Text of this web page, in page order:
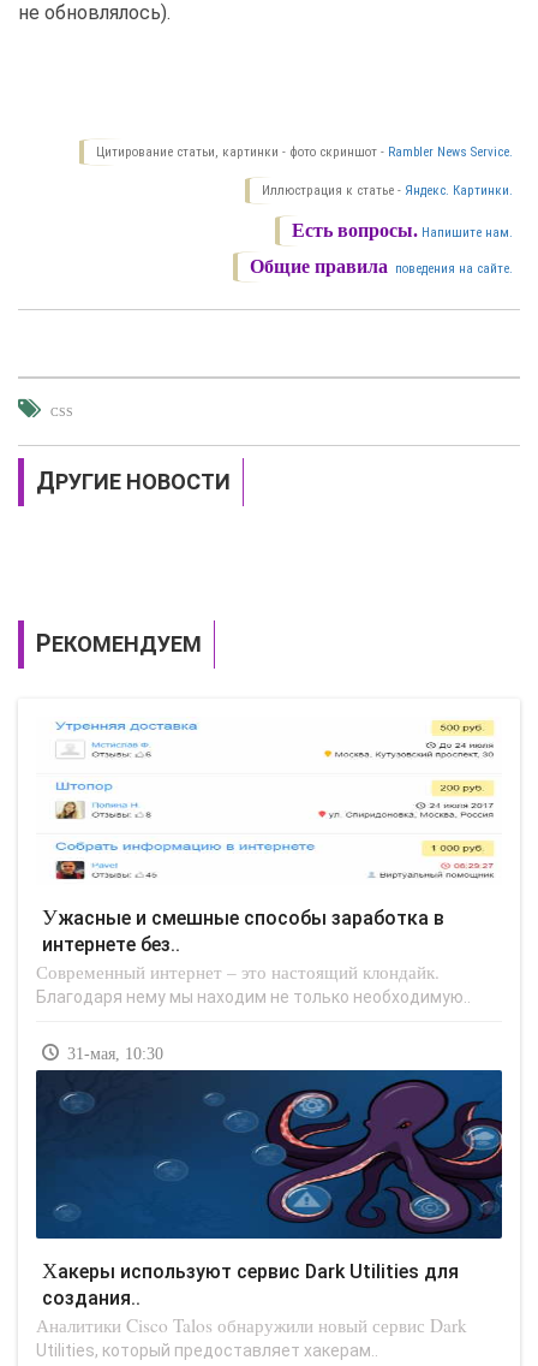
не обновлялось).
Цитирование статьи, картинки - фото скриншот - Rambler News Service.
Иллюстрация к статье - Яндекс. Картинки.
Есть вопросы. Напишите нам.
Общие правила поведения на сайте.
CSS
ДРУГИЕ НОВОСТИ
РЕКОМЕНДУЕМ
Ужасные и смешные способы заработка в
интернете без..
Современный интернет – это настоящий клондайк.
Благодаря нему мы находим не только необходимую..
31-мая, 10:30
Хакеры используют сервис Dark Utilities для
создания..
Аналитики Cisco Talos обнаружили новый сервис Dark
Utilities, который предоставляет хакерам..